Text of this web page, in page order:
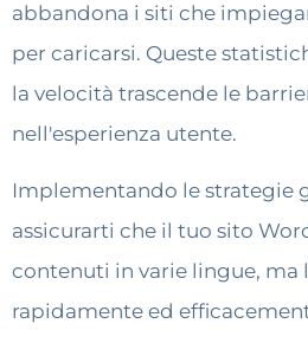
abbandona i siti che
per caricarsi. Queste
la velocità trascende le
nell'esperienza utente.
Implementando le strategie
assicurarti che il tuo sito
contenuti in varie lingue, ma
rapidamente ed